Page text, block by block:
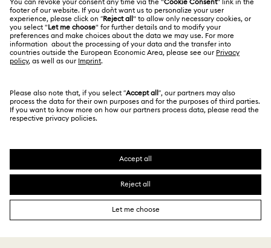
Guía de tamaños
Buscador de tiendas
Alumni Community
Para profesionales
Swarovski Created Diamonds
Code of Conduct & Policies
Condiciones De Uso
Terminos & Condiciones
Política De Privacidad
Consentimiento De Cookies
Pie De Imprenta
Declaración de consentimiento de protección de datos
Otros países/regiones
English
Deutsch Español Français